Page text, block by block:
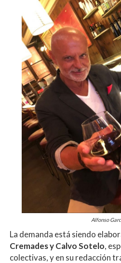
Alfonso
La demanda está siendo
Cremades y Calvo Sotelo,
colectivas, y en su redacción